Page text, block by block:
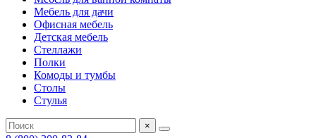
Мебель для дачи
Офисная мебель
Детская мебель
Стеллажи
Полки
Комоды и тумбы
Столы
Стулья
×